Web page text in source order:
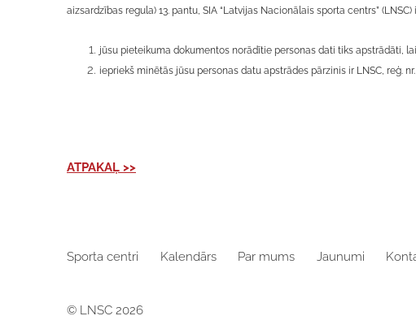
aizsardzības regula) 13. pantu, SIA “Latvijas Nacionālais sporta centrs” (LNSC)
jūsu pieteikuma dokumentos norādītie personas dati tiks apstrādāti,
iepriekš minētās jūsu personas datu apstrādes pārzinis ir LNSC, reģ. nr.
ATPAKAĻ >>
Sporta centri Kalendārs Par mums Jaunumi
© LNSC 2026